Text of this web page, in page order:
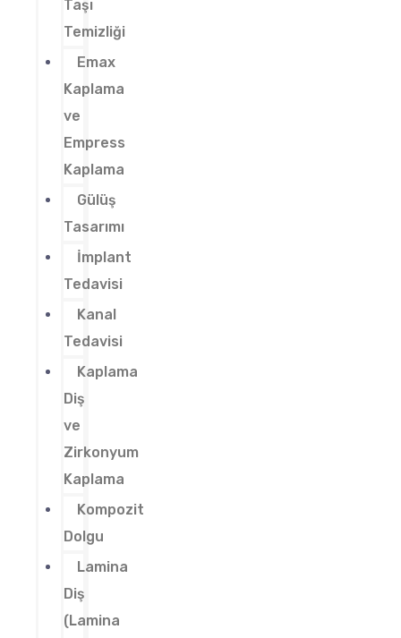
Taşı
Temizliği
Emax
Kaplama
ve
Empress
Kaplama
Gülüş
Tasarımı
İmplant
Tedavisi
Kanal
Tedavisi
Kaplama
Diş
ve
Zirkonyum
Kaplama
Kompozit
Dolgu
Lamina
Diş
(Lamina